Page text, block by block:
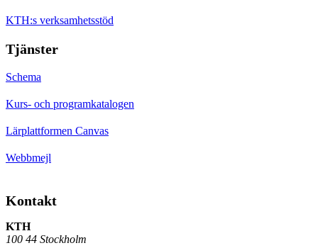
KTH:s verksamhetsstöd
Tjänster
Schema
Kurs- och programkatalogen
Lärplattformen Canvas
Webbmejl
Kontakt
KTH
100 44 Stockholm